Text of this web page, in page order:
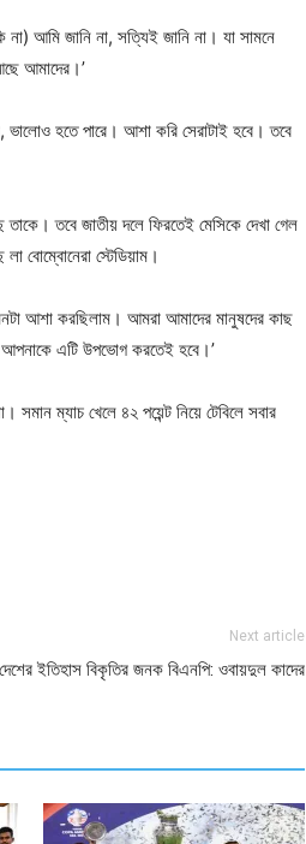
না) আমি জানি না, সত্যিই জানি না। যা সামনে
আমাদের।’
ভালোও হতে পারে। আশা করি সেরাটাই হবে। তবে
তবে জাতীয় দলে ফিরতেই মেসিকে দেখা গেল
বোম্বোনেরা স্টেডিয়াম।
আশা করছিলাম। আমরা আমাদের মানুষদের কাছ
এটি উপভোগ করতেই হবে।’
সমান ম্যাচ খেলে ৪২ পয়েন্ট নিয়ে টেবিলে সবার
Next article
ইতিহাস বিকৃতির জনক বিএনপি: ওবায়দুল কাদের